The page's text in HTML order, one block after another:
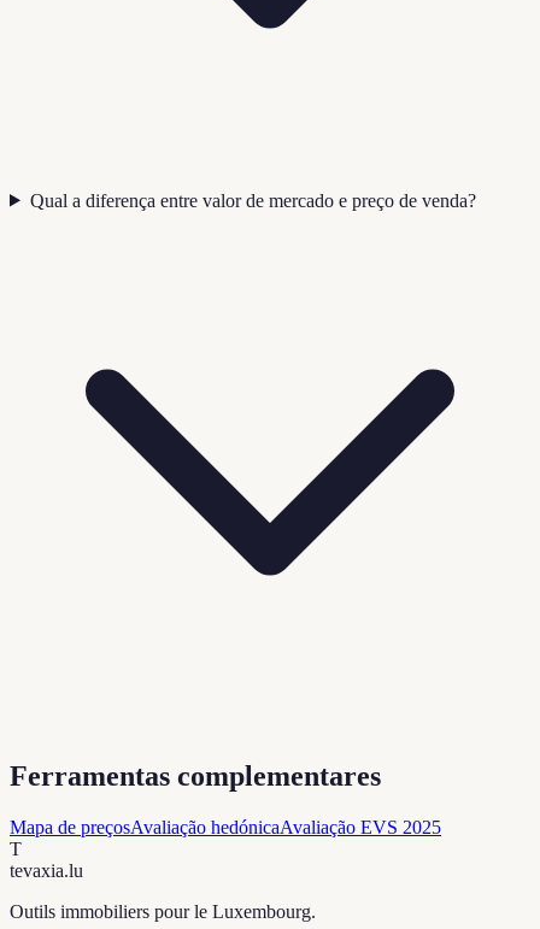
Qual a diferença entre valor de mercado e preço de venda?
Ferramentas complementares
Mapa de preçosAvaliação hedónicaAvaliação EVS 2025
T
tevaxia.lu
Outils immobiliers pour le Luxembourg.